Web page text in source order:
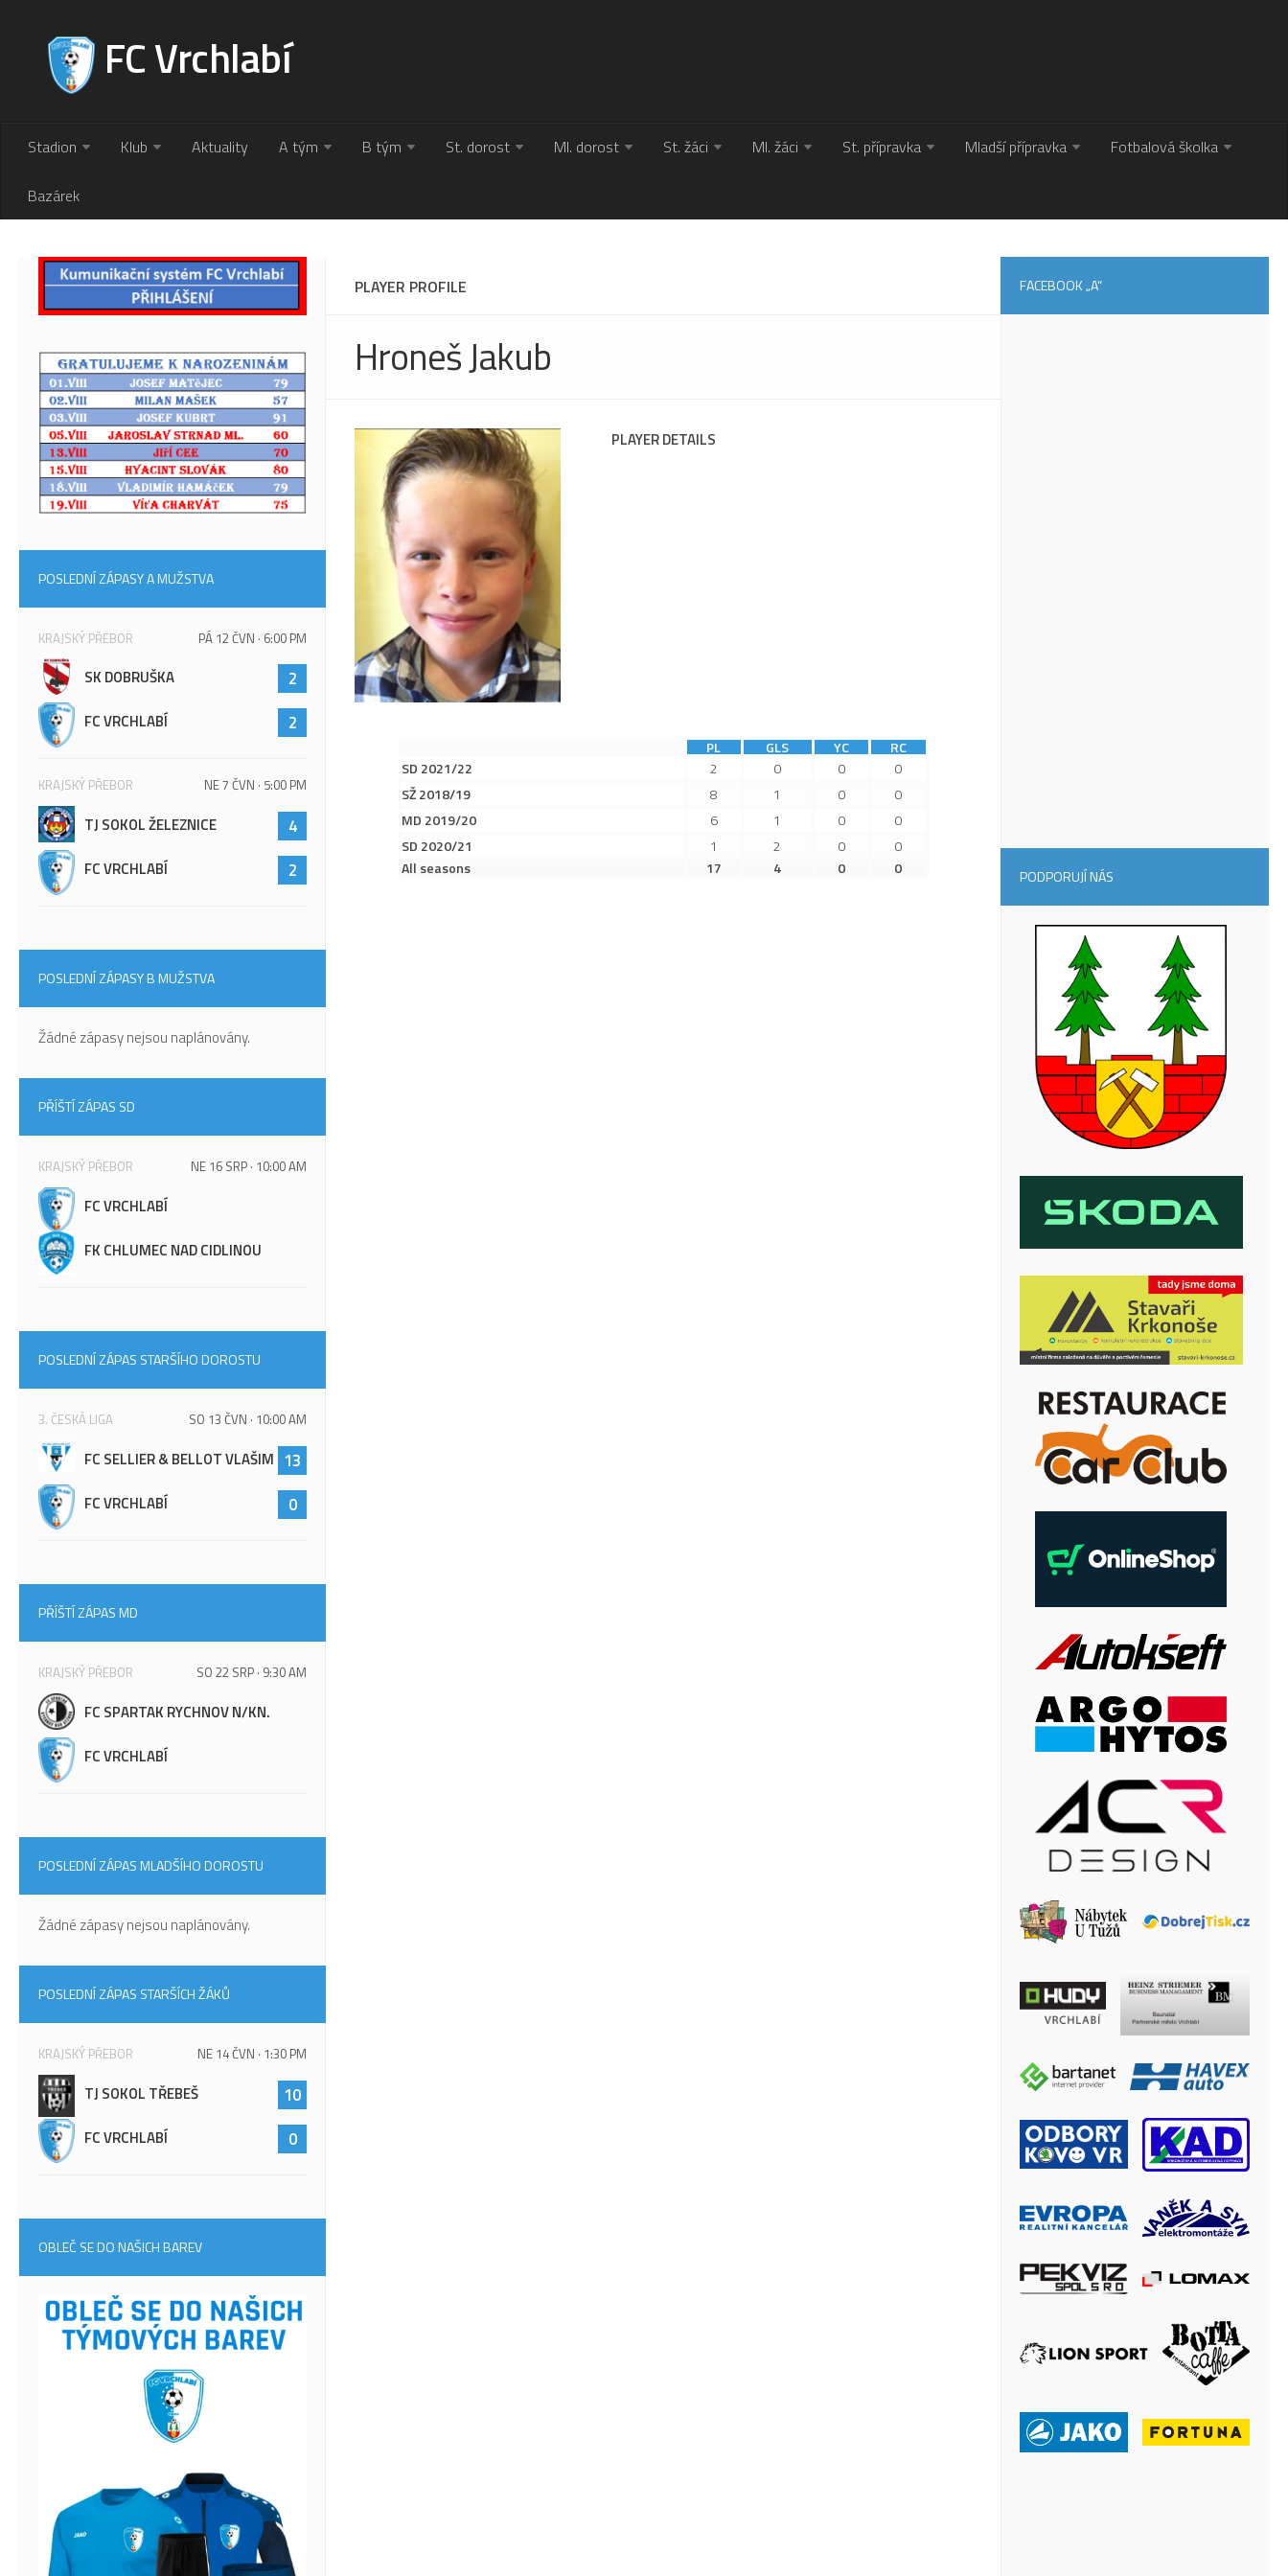
FC Vrchlabí
Stadion Klub Aktuality A tým B tým St. dorost Ml. dorost St. žáci Ml. žáci St. přípravka Mladší přípravka Fotbalová školka
Bazárek
PLAYER PROFILE
Hroneš Jakub
PLAYER DETAILS
PL GLS YC
RC
SD 2021/22
2 0 0
0
SŽ 2018/19
8 1 0
0
MD 2019/20
6 1 0
0
SD 2020/21
1 2 0
0
All seasons
17 4 0 0
POSLEDNÍ ZÁPASY A MUŽSTVA
KRAJSKÝ PŘEBOR PÁ 12 ČVN · 6:00 PM
SK DOBRUŠKA 2
FC VRCHLABÍ 2
KRAJSKÝ PŘEBOR NE 7 ČVN · 5:00 PM
TJ SOKOL ŽELEZNICE 4
FC VRCHLABÍ 2
POSLEDNÍ ZÁPASY B MUŽSTVA
Žádné zápasy nejsou naplánovány.
PŘÍŠTÍ ZÁPAS SD
KRAJSKÝ PŘEBOR NE 16 SRP · 10:00 AM
FC VRCHLABÍ
FK CHLUMEC NAD CIDLINOU
POSLEDNÍ ZÁPAS STARŠÍHO DOROSTU
3. ČESKÁ LIGA SO 13 ČVN · 10:00 AM
FC SELLIER & BELLOT VLAŠIM 13
FC VRCHLABÍ 0
PŘÍŠTÍ ZÁPAS MD
KRAJSKÝ PŘEBOR SO 22 SRP · 9:30 AM
FC SPARTAK RYCHNOV N/KN.
FC VRCHLABÍ
POSLEDNÍ ZÁPAS MLADŠÍHO DOROSTU
Žádné zápasy nejsou naplánovány.
POSLEDNÍ ZÁPAS STARŠÍCH ŽÁKŮ
KRAJSKÝ PŘEBOR NE 14 ČVN · 1:30 PM
TJ SOKOL TŘEBEŠ 10
FC VRCHLABÍ 0
OBLEČ SE DO NAŠICH BAREV
FACEBOOK „A“
PODPORUJÍ NÁS